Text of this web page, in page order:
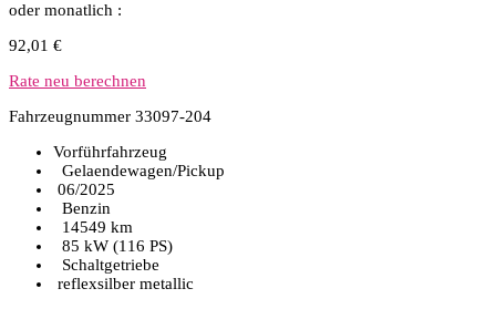
oder monatlich :
92,01 €
Rate neu berechnen
Fahrzeugnummer 33097-204
Vorführfahrzeug
Gelaendewagen/Pickup
06/2025
Benzin
14549 km
85 kW (116 PS)
Schaltgetriebe
reflexsilber metallic